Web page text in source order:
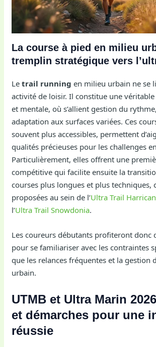
La course à pied en milieu
tremplin stratégique vers
Letrail running en milieu urbain ne se
activité de loisir. Il constitue une
et mentale, où s’allient gestion du
adaptation aux surfaces variées. Ces
souvent plus accessibles, permettent
qualités précieuses pour les challenges
Particulièrement, elles offrent une
compétitive qui facilite ensuite la
courses plus longues et plus techniques,
proposées au sein de l’Ultra Trail
l’Ultra Trail Snowdonia.
Les coureurs débutants profiteront donc
pour se familiariser avec les contraintes
que les relances fréquentes et la gestion
urbain.
UTMB et Ultra Marin
et démarches pour une
réussie